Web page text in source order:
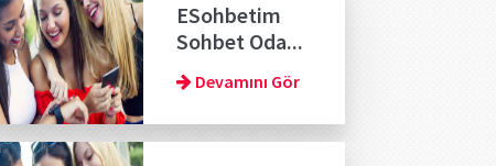
ESohbetim
Sohbet Oda...
Devamını Gör